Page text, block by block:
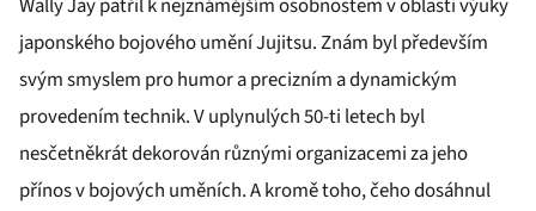
japonského bojového umění Jujitsu. Znám byl především
svým smyslem pro humor a precizním a dynamickým
provedením technik. V uplynulých 50-ti letech byl
nesčetněkrát dekorován různými organizacemi za jeho
přínos v bojových uměních. A kromě toho, čeho dosáhnul